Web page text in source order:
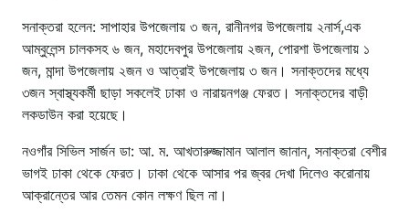
সনাক্তরা হলেন: সাপাহার উপজেলায় ৩ জন, রানীনগর উপজেলায় ২নার্স,এক
আম্বুলেন্স চালকসহ ৬ জন, মহাদেবপুর উপজেলায় ২জন, পোরশা উপজেলায় ১
জন, মান্দা উপজেলায় ২জন ও আত্রাই উপজেলায় ৩ জন। সনাক্তদের মধ্যে
৩জন স্বাস্থ্যকর্মী ছাড়া সকলেই ঢাকা ও নারায়নগঞ্জ ফেরত। সনাক্তদের বাড়ী
লকডাউন করা হয়েছে।
নওগাঁর সিভিল সার্জন ডা: আ. ম. আখতারুজ্জামান আলাল জানান, সনাক্তরা বেশীর
ভাগই ঢাকা থেকে ফেরত। ঢাকা থেকে আসার পর জ্বর দেখা দিলেও করোনায়
আক্রান্তের আর তেমন কোন লক্ষণ ছিল না।